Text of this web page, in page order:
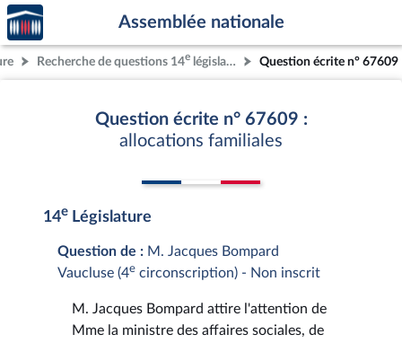
Aller au contenu
Aller en bas de la page
Accèder
à la
page
d'accueil
Assemblée nationale
Recherche de questions 14e législature Question écrite n° 67609
Question écrite n° 67609 :
allocations familiales
14e Législature
Question de : M. Jacques Bompard
Vaucluse (4e circonscription) - Non inscrit
M. Jacques Bompard attire l'attention de
Mme la ministre des affaires sociales, de